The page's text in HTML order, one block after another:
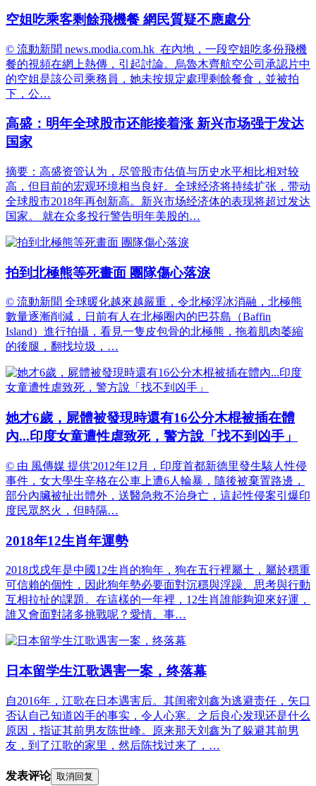
空姐吃乘客剩餘飛機餐 網民質疑不應處分
© 流動新聞 news.modia.com.hk 在內地，一段空姐吃多份飛機
餐的視頻在網上熱傳，引起討論。烏魯木齊航空公司承認片中
的空姐是該公司乘務員，她未按規定處理剩餘餐食，並被拍
下，公…
高盛：明年全球股市还能接着涨 新兴市场强于发达
国家
摘要：高盛资管认为，尽管股市估值与历史水平相比相对较
高，但目前的宏观环境相当良好。全球经济将持续扩张，带动
全球股市2018年再创新高。新兴市场经济体的表现将超过发达
国家。 就在众多投行警告明年美股的…
拍到北極熊等死畫面 團隊傷心落淚
© 流動新聞 全球暖化越來越嚴重，令北極浮冰消融，北極熊
數量逐漸削減，日前有人在北極圈內的巴芬島（Baffin
Island）進行拍攝，看見一隻皮包骨的北極熊，拖着肌肉萎縮
的後腿，翻找垃圾，…
她才6歲，屍體被發現時還有16公分木棍被插在體
內...印度女童遭性虐致死，警方說「找不到凶手」
© 由 風傳媒 提供'2012年12月，印度首都新德里發生駭人性侵
事件，女大學生辛格在公車上遭6人輪暴，隨後被棄置路邊，
部分內臟被扯出體外，送醫急救不治身亡，這起性侵案引爆印
度民眾怒火，但時隔…
2018年12生肖年運勢
2018戊戌年是中國12生肖的狗年，狗在五行裡屬土，屬於穩重
可信賴的個性，因此狗年勢必要面對沉穩與浮躁、思考與行動
互相拉扯的課題。在這樣的一年裡，12生肖誰能夠迎來好運，
誰又會面對諸多挑戰呢？愛情、事…
日本留学生江歌遇害一案，终落幕
自2016年，江歌在日本遇害后。其闺蜜刘鑫为逃避责任，矢口
否认自己知道凶手的事实，令人心寒。之后良心发现还是什么
原因，指证其前男友陈世峰。原来那天刘鑫为了躲避其前男
友，到了江歌的家里，然后陈找过来了，…
发表评论 取消回复